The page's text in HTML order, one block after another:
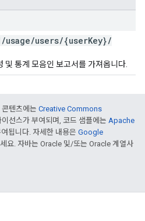
/usage/users/{userKey}/
및 통계 모음인 보고서를 가져옵니다.
텐츠에는 Creative Commons
이선스가 부여되며, 코드 샘플에는 Apache
됩니다. 자세한 내용은 Google
요. 자바는 Oracle 및/또는 Oracle 계열사